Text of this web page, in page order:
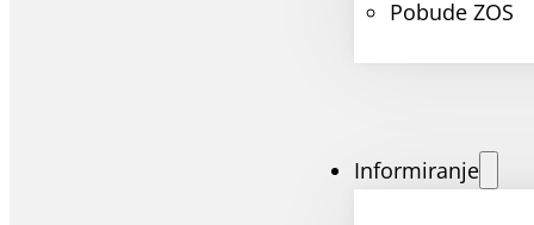
Pobude ZOS
Informiranje